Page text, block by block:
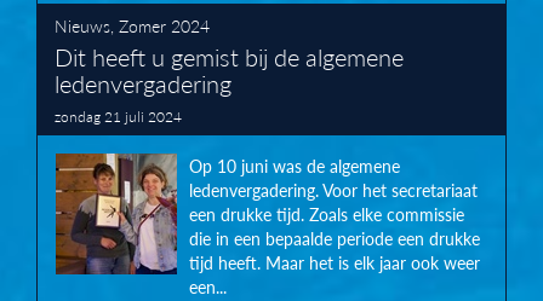
Nieuws Zomer 2024
Dit heeft u gemist bij de algemene
ledenvergadering
zondag 21 juli 2024
Op 10 juni was de algemene
ledenvergadering. Voor het secretariaat
een drukke tijd. Zoals elke commissie
die in een bepaalde periode een drukke
tijd heeft. Maar het is elk jaar ook weer
een...